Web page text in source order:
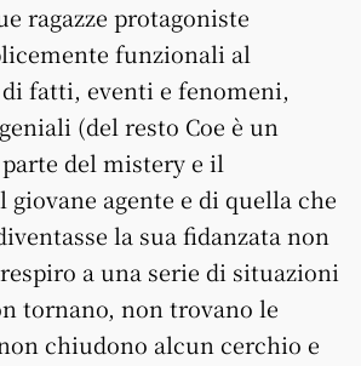
ragazze protagoniste
funzionali al
fatti, eventi e fenomeni,
(del resto Coe è un
del mistery e il
giovane agente e di quella che
la sua fidanzata non
a una serie di situazioni
tornano, non trovano le
chiudono alcun cerchio e